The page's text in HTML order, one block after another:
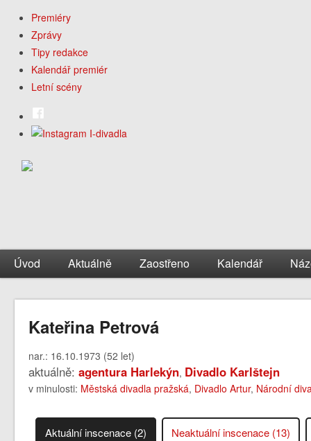
Premiéry
Zprávy
Tipy redakce
Kalendář premiér
Letní scény
Úvod Aktuálně Zaostřeno Kalendář
Kateřina Petrová
nar.: 16.10.1973 (52 let)
aktuálně:agentura Harlekýn, Divadlo Karlštejn
v minulosti: Městská divadla pražská, Divadlo Artur, Národní
Aktuální inscenace (2) Neaktuální inscenace (13)